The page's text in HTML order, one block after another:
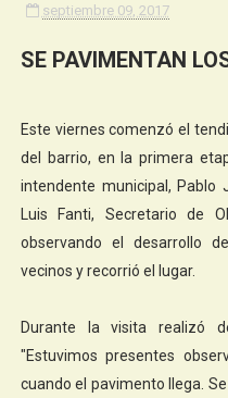
septiembre 09, 2017
SE PAVIMENTAN
Este viernes comenzó el
del barrio, en la primera
intendente municipal, Pablo
Luis Fanti, Secretario de
observando el desarrollo
vecinos y recorrió el lugar.
Durante la visita realizó
"Estuvimos presentes
cuando el pavimento llega.